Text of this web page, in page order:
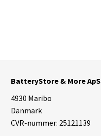
BatteryStore & More ApS
4930 Maribo
Danmark
CVR-nummer: 25121139